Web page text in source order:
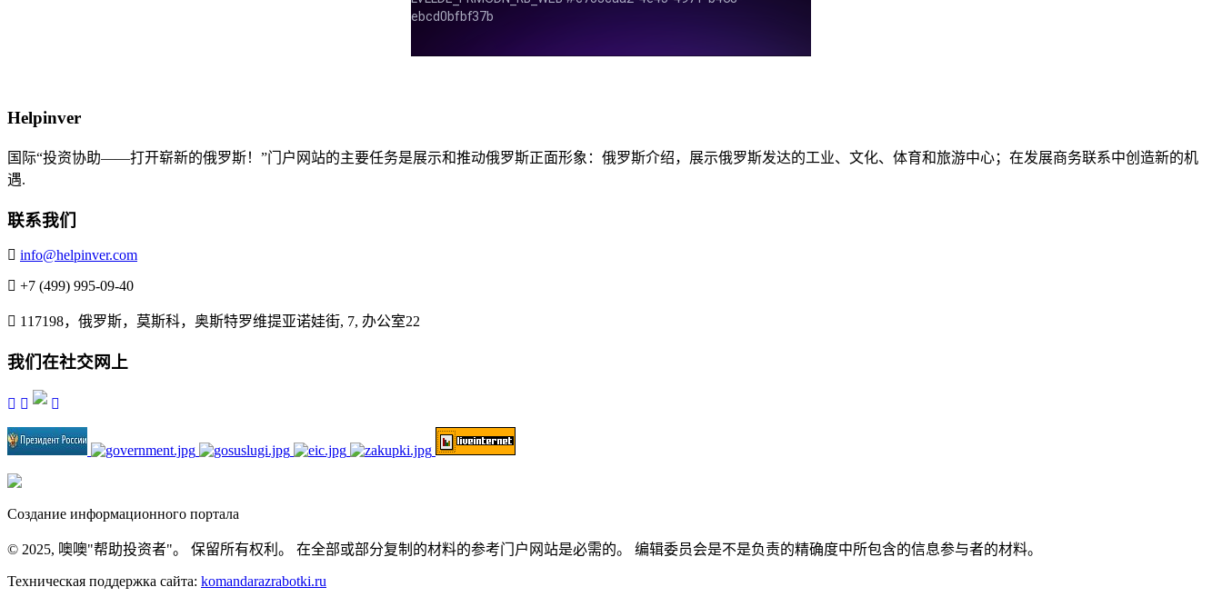
Helpinver
国际“投资协助——打开崭新的俄罗斯！”门户网站的主要任务是展示和推动俄罗斯正面形象：俄罗斯介绍，展示俄罗斯发达的工业、文化、体育和旅游中心；在发展商务联系中创造新的机
遇.
联系我们
info@helpinver.com
+7 (499) 995-09-40
117198，俄罗斯，莫斯科，奥斯特罗维提亚诺娃街, 7, 办公室22
我们在社交网上
Создание информационного портала
© 2025, 噢噢"帮助投资者"。 保留所有权利。 在全部或部分复制的材料的参考门户网站是必需的。 编辑委员会是不是负责的精确度中所包含的信息参与者的材料。
Техническая поддержка сайта: komandarazrabotki.ru